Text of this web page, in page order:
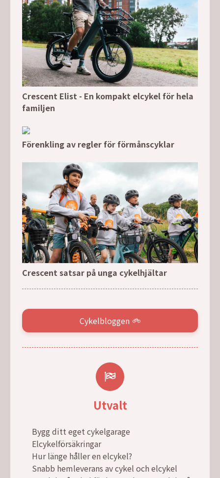
Crescent Elist - En kompakt elcykel för hela
familjen
Förenkling av regler för förmånscyklar
Crescent satsar på unga cykelhjältar
Cykelbloggen
Utvalt
Bygg ditt eget cykelgarage
Elcykelförsäkringar
Hur länge håller en elcykel?
Snabb hemleverans av cykel och elcykel